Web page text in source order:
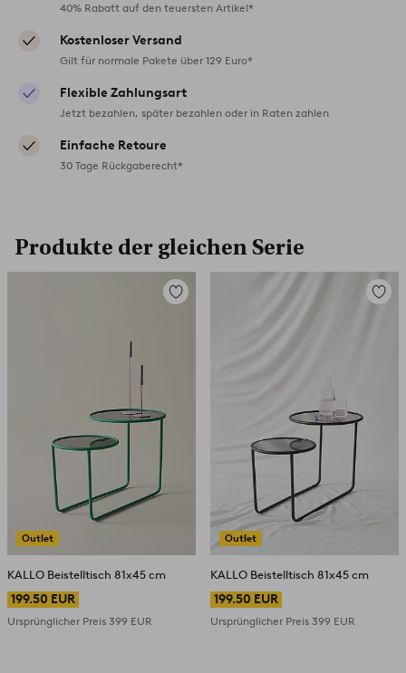
40% Rabatt auf den teuersten Artikel*
Kostenloser Versand
Gilt für normale Pakete über 129 Euro*
Flexible Zahlungsart
Jetzt bezahlen, später bezahlen oder in Raten zahlen
Einfache Retoure
30 Tage Rückgaberecht*
Produkte der gleichen Serie
Outlet
Zu
KALLO Beistelltisch 81x45 cm
199.50 EUR
Ursprünglicher Preis 399 EUR
Outlet
Zu
KALLO Beistelltisch 81x45 cm
199.50 EUR
Ursprünglicher Preis 399 EUR